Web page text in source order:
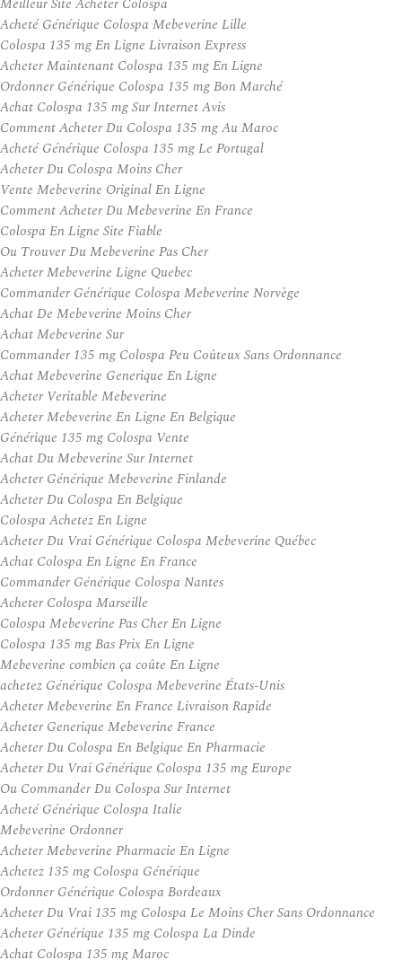
Acheté Générique Colospa Mebeverine Lille
Colospa 135 mg En Ligne Livraison Express
Acheter Maintenant Colospa 135 mg En Ligne
Ordonner Générique Colospa 135 mg Bon Marché
Achat Colospa 135 mg Sur Internet Avis
Comment Acheter Du Colospa 135 mg Au Maroc
Acheté Générique Colospa 135 mg Le Portugal
Acheter Du Colospa Moins Cher
Vente Mebeverine Original En Ligne
Comment Acheter Du Mebeverine En France
Colospa En Ligne Site Fiable
Ou Trouver Du Mebeverine Pas Cher
Acheter Mebeverine Ligne Quebec
Commander Générique Colospa Mebeverine Norvège
Achat De Mebeverine Moins Cher
Achat Mebeverine Sur
Commander 135 mg Colospa Peu Coûteux Sans Ordonnance
Achat Mebeverine Generique En Ligne
Acheter Veritable Mebeverine
Acheter Mebeverine En Ligne En Belgique
Générique 135 mg Colospa Vente
Achat Du Mebeverine Sur Internet
Acheter Générique Mebeverine Finlande
Acheter Du Colospa En Belgique
Colospa Achetez En Ligne
Acheter Du Vrai Générique Colospa Mebeverine Québec
Achat Colospa En Ligne En France
Commander Générique Colospa Nantes
Acheter Colospa Marseille
Colospa Mebeverine Pas Cher En Ligne
Colospa 135 mg Bas Prix En Ligne
Mebeverine combien ça coûte En Ligne
achetez Générique Colospa Mebeverine États-Unis
Acheter Mebeverine En France Livraison Rapide
Acheter Generique Mebeverine France
Acheter Du Colospa En Belgique En Pharmacie
Acheter Du Vrai Générique Colospa 135 mg Europe
Ou Commander Du Colospa Sur Internet
Acheté Générique Colospa Italie
Mebeverine Ordonner
Acheter Mebeverine Pharmacie En Ligne
Achetez 135 mg Colospa Générique
Ordonner Générique Colospa Bordeaux
Acheter Du Vrai 135 mg Colospa Le Moins Cher Sans Ordonnance
Acheter Générique 135 mg Colospa La Dinde
Achat Colospa 135 mg Maroc